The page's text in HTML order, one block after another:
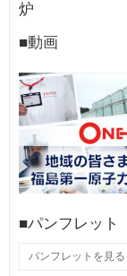
炉
■動画
■パンフレット
パンフレットを見る